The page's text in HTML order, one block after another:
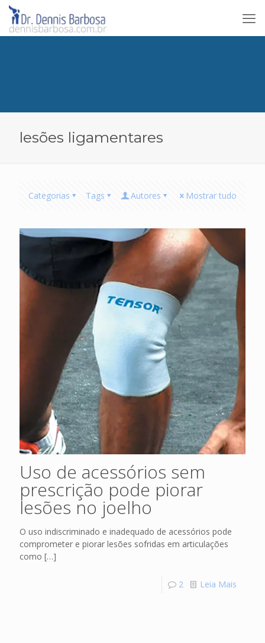
lesões ligamentares
Categorias Tags Autores Mostrar tudo
Uso de acessórios sem
prescrição pode piorar
lesões no joelho
O uso indiscriminado e inadequado de acessórios pode
comprometer e piorar lesões sofridas em articulações
como […]
2 Leia Mais